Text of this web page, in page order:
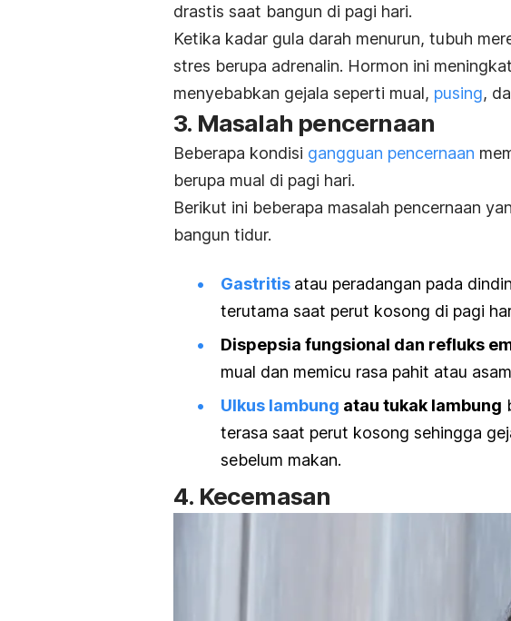
drastis saat bangun di pagi hari.
Ketika kadar gula darah menurun, tubuh
stres berupa adrenalin. Hormon ini
menyebabkan gejala seperti mual, pusing,
3. Masalah pencernaan
Beberapa kondisi gangguan pencernaan
berupa mual di pagi hari.
Berikut ini beberapa masalah pencernaan
bangun tidur.
Gastritis atau peradangan pada
terutama saat perut kosong di pagi
Dispepsia fungsional dan refluks
mual dan memicu rasa pahit atau
Ulkus lambung atau tukak lambung
terasa saat perut kosong sehingga
sebelum makan.
4. Kecemasan